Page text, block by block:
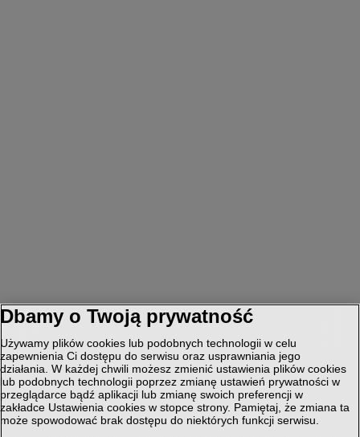
Dbamy o Twoją prywatność
Używamy plików cookies lub podobnych technologii w celu
zapewnienia Ci dostępu do serwisu oraz usprawniania jego
działania. W każdej chwili możesz zmienić ustawienia plików cookies
lub podobnych technologii poprzez zmianę ustawień prywatności w
przeglądarce bądź aplikacji lub zmianę swoich preferencji w
zakładce Ustawienia cookies w stopce strony. Pamiętaj, że zmiana ta
może spowodować brak dostępu do niektórych funkcji serwisu.